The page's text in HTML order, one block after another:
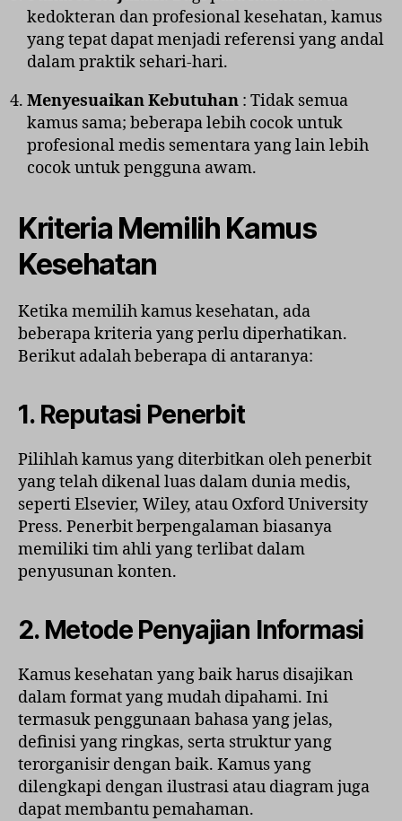
kedokteran dan profesional kesehatan, kamus
yang tepat dapat menjadi referensi yang andal
dalam praktik sehari-hari.
Menyesuaikan Kebutuhan : Tidak semua
kamus sama; beberapa lebih cocok untuk
profesional medis sementara yang lain lebih
cocok untuk pengguna awam.
Kriteria Memilih Kamus
Kesehatan
Ketika memilih kamus kesehatan, ada
beberapa kriteria yang perlu diperhatikan.
Berikut adalah beberapa di antaranya:
1. Reputasi Penerbit
Pilihlah kamus yang diterbitkan oleh penerbit
yang telah dikenal luas dalam dunia medis,
seperti Elsevier, Wiley, atau Oxford University
Press. Penerbit berpengalaman biasanya
memiliki tim ahli yang terlibat dalam
penyusunan konten.
2. Metode Penyajian Informasi
Kamus kesehatan yang baik harus disajikan
dalam format yang mudah dipahami. Ini
termasuk penggunaan bahasa yang jelas,
definisi yang ringkas, serta struktur yang
terorganisir dengan baik. Kamus yang
dilengkapi dengan ilustrasi atau diagram juga
dapat membantu pemahaman.